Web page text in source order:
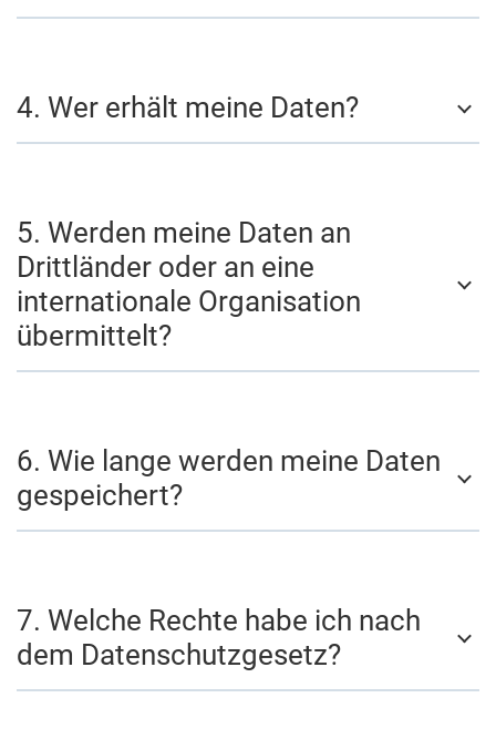
4. Wer erhält meine Daten?
5. Werden meine Daten an
Drittländer oder an eine
internationale Organisation
übermittelt?
6. Wie lange werden meine Daten
gespeichert?
7. Welche Rechte habe ich nach
dem Datenschutzgesetz?